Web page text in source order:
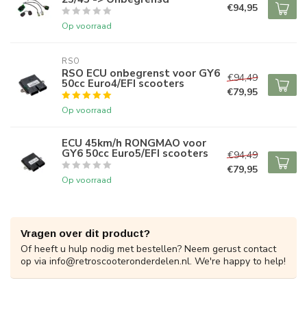
Op voorraad
€94,95
RSO
RSO ECU onbegrenst voor GY6
50cc Euro4/EFI scooters
Op voorraad
€94,49
€79,95
ECU 45km/h RONGMAO voor
GY6 50cc Euro5/EFI scooters
Op voorraad
€94,49
€79,95
Vragen over dit product?
Of heeft u hulp nodig met bestellen? Neem gerust contact
op via info@retroscooteronderdelen.nl. We're happy to help!